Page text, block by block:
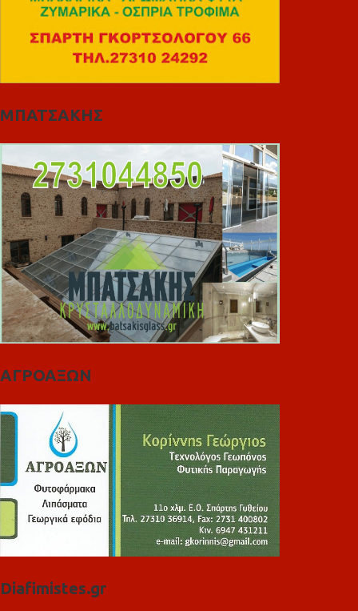
ΜΠΑΤΣΑΚΗΣ
ΑΓΡΟΑΞΩΝ
Diafimistes.gr